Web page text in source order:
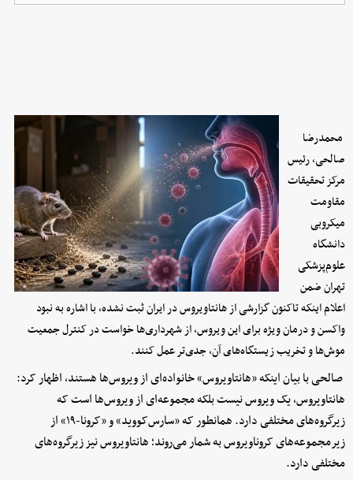
محمدرضا
صالحی، رئیس
مرکز تحقیقات
مقاومت
میکروبی
دانشگاه
علوم‌پزشکی
تهران ضمن
اعلام اینکه تاکنون گزارشی از هانتاویروس در ایران ثبت نشده، با اشاره به نبود
واکسن و درمان ویژه برای این ویروس، از شهرداری‌ها خواست در کنترل جمعیت
موش‌ها و تخریب زیستگاه‌های آن، جدی‌تر عمل کنند.
صالحی با بیان اینکه «هانتاویروس» خانواده‌ای از ویروس‌ها هستند، اظهار کرد:
هانتاویروس، یک ویروس نیست بلکه مجموعه‌ای از ویروس‌ها است که
زیرگروه‌های مختلفی دارد. همانطور که «سارس‌کووید» و «کرونا-۱۹» از
زیرمجموعه‌های کروناویروس به شمار می‌روند؛ هانتاویروس نیز زیرگروه‌های
مختلفی دارد.